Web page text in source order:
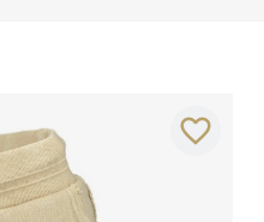
favorite_border